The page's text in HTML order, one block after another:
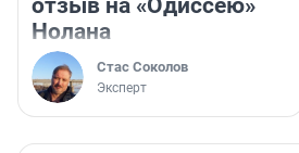
отзыв на «Одиссею»
Нолана
Стас Соколов
Эксперт